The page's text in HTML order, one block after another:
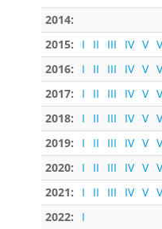
2014:
2015:
I II III IV V
2016:
I II III IV V
2017:
I II III IV V
2018:
I II III IV V
2019:
I II III IV V
2020:
I II III IV V
2021:
I II III IV V
2022:
I